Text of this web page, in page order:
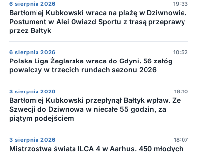
6 sierpnia 2026 19:33
Bartłomiej Kubkowski wraca na plażę w Dziwnowie.
Postument w Alei Gwiazd Sportu z trasą przeprawy
przez Bałtyk
6 sierpnia 2026 10:52
Polska Liga Żeglarska wraca do Gdyni. 56 załóg
powalczy w trzecich rundach sezonu 2026
3 sierpnia 2026 18:10
Bartłomiej Kubkowski przepłynął Bałtyk wpław. Ze
Szwecji do Dziwnowa w niecałe 55 godzin, za
piątym podejściem
3 sierpnia 2026 18:07
Mistrzostwa świata ILCA 4 w Aarhus. 450 młodych